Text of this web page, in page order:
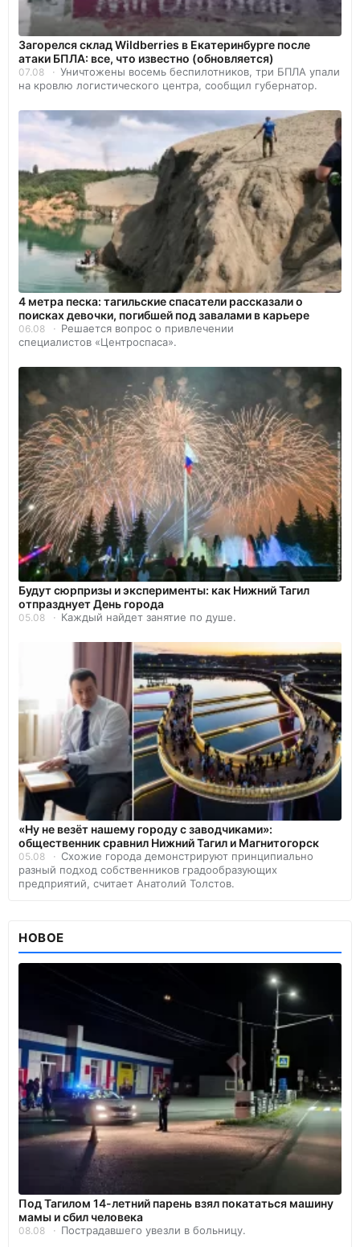
Загорелся склад Wildberries в Екатеринбурге после
атаки БПЛА: все, что известно (обновляется)
07.08
Уничтожены восемь беспилотников, три БПЛА упали
на кровлю логистического центра, сообщил губернатор.
4 метра песка: тагильские спасатели рассказали о
поисках девочки, погибшей под завалами в карьере
06.08
Решается вопрос о привлечении
специалистов «Центроспаса».
Будут сюрпризы и эксперименты: как Нижний Тагил
отпразднует День города
05.08 Каждый найдет занятие по душе.
«Ну не везёт нашему городу с заводчиками»:
общественник сравнил Нижний Тагил и Магнитогорск
05.08
Схожие города демонстрируют принципиально
разный подход собственников градообразующих
предприятий, считает Анатолий Толстов.
НОВОЕ
Под Тагилом 14-летний парень взял покататься машину
мамы и сбил человека
08.08 Пострадавшего увезли в больницу.